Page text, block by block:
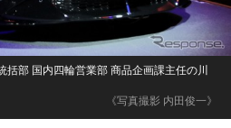
《写真撮影 内田俊一》
部 国内四輪営業部 商品企画課主任の川